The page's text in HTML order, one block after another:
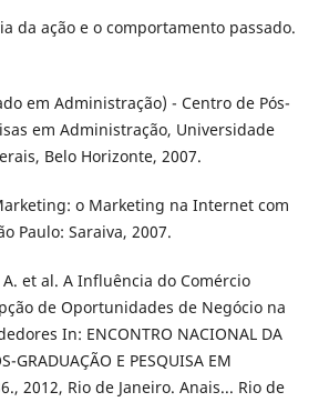
da ação e o comportamento passado.
em Administração) - Centro de Pós-
em Administração, Universidade
Belo Horizonte, 2007.
o Marketing na Internet com
Paulo: Saraiva, 2007.
A. et al. A Influência do Comércio
de Oportunidades de Negócio na
In: ENCONTRO NACIONAL DA
GRADUAÇÃO E PESQUISA EM
2012, Rio de Janeiro. Anais... Rio de